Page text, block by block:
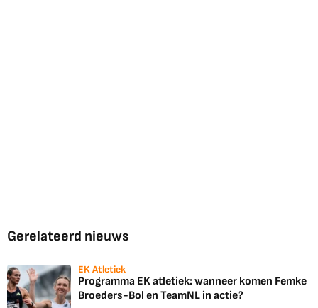
Gerelateerd nieuws
EK Atletiek
Programma EK atletiek: wanneer komen Femke
Broeders-Bol en TeamNL in actie?